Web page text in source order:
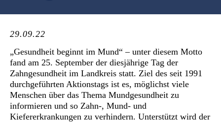
29.09.22
„Gesundheit beginnt im Mund“ – unter diesem Motto
fand am 25. September der diesjährige Tag der
Zahngesundheit im Landkreis statt. Ziel des seit 1991
durchgeführten Aktionstags ist es, möglichst viele
Menschen über das Thema Mundgesundheit zu
informieren und so Zahn-, Mund- und
Kiefererkrankungen zu verhindern. Unterstützt wird der